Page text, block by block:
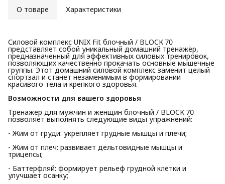
О товаре Характеристики
Силовой комплекс UNIX Fit блочный / BLOCK 70
представляет собой уникальный домашний тренажёр,
предназначенный для эффективных силовых тренировок,
позволяющих качественно прокачать основные мышечные
группы. Этот домашний силовой комплекс заменит целый
спортзал и станет незаменимым в формировании
красивого тела и крепкого здоровья.
Возможности для вашего здоровья
Тренажер для мужчин и женщин блочный / BLOCK 70
позволяет выполнять следующие виды упражнений:
- Жим от груди: укрепляет грудные мышцы и плечи;
- Жим от плеч: развивает дельтовидные мышцы и
трицепсы;
- Баттерфляй: формирует рельеф грудной клетки и
улучшает осанку;